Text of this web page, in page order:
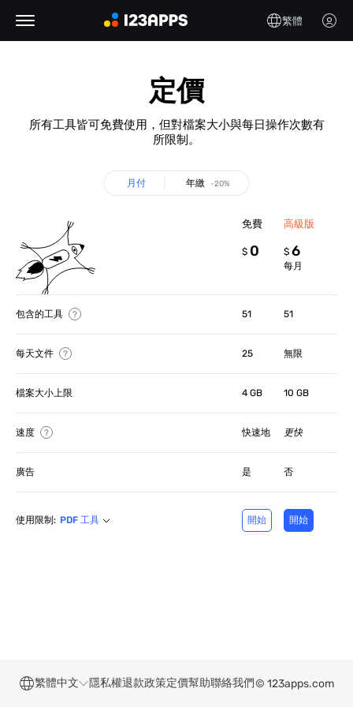
繁體
定價
所有工具皆可免費使用，但對檔案大小與每日操作次數有
所限制。
月付 年繳 -20%
免費
$ 0
高級版
$ 6
每月
包含的工具 51 51
每天文件 25 無限
檔案大小上限 4 GB 10 GB
速度 快速地 更快
廣告 是 否
使用限制: PDF 工具 開始 開始
© 123apps.com
隱私權退款政策定價幫助聯絡我們
繁體中文